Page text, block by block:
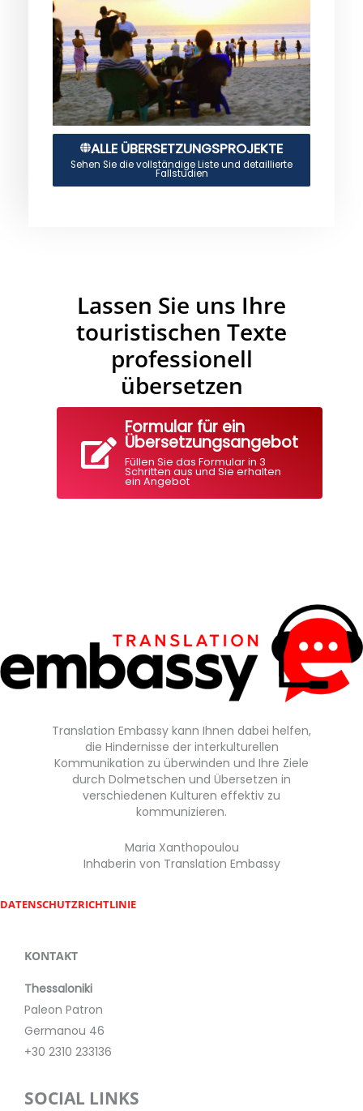
ALLE ÜBERSETZUNGSPROJEKTE
Sehen Sie die vollständige Liste und detaillierte
Fallstudien
Lassen Sie uns Ihre
touristischen Texte
professionell
übersetzen
Formular für ein
Übersetzungsangebot
Füllen Sie das Formular in 3
Schritten aus und Sie erhalten
ein Angebot
Translation Embassy kann Ihnen dabei helfen,
die Hindernisse der interkulturellen
Kommunikation zu überwinden und Ihre Ziele
durch Dolmetschen und Übersetzen in
verschiedenen Kulturen effektiv zu
kommunizieren.
Maria Xanthopoulou
Inhaberin von Translation Embassy
DATENSCHUTZRICHTLINIE
KONTAKT
Thessaloniki
Paleon Patron
Germanou 46
+30 2310 233136
SOCIAL LINKS